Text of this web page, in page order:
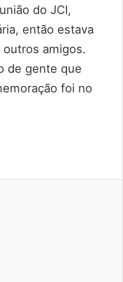
do JCI,
então estava
amigos.
de gente que
foi no